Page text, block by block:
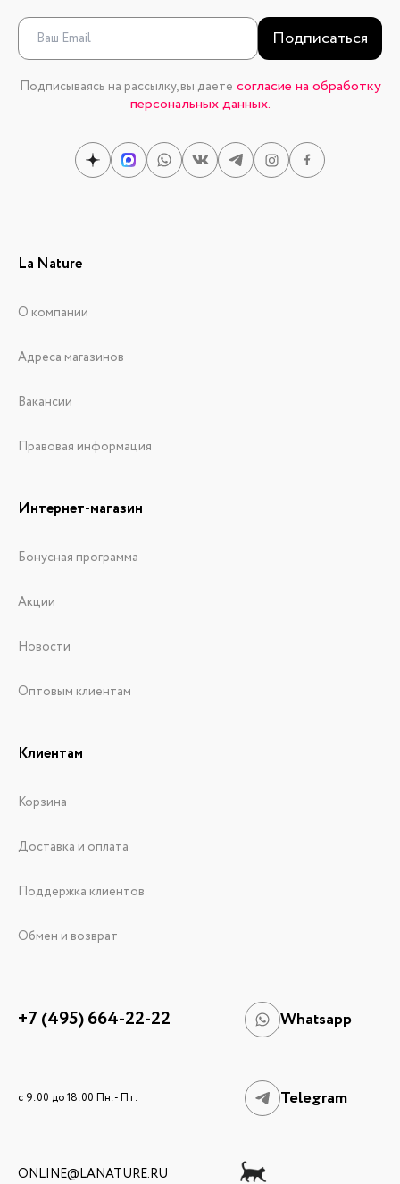
Подписаться
Подписываясь на рассылку, вы даете согласие на обработку
персональных данных.
La Nature
О компании
Адреса магазинов
Вакансии
Правовая информация
Интернет-магазин
Бонусная программа
Акции
Новости
Оптовым клиентам
Клиентам
Корзина
Доставка и оплата
Поддержка клиентов
Обмен и возврат
+7 (495) 664-22-22 Whatsapp
c 9:00 до 18:00 Пн. - Пт. Telegram
ONLINE@LANATURE.RU